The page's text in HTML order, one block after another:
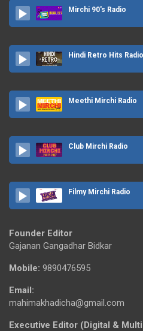
Mirchi 90's Radio
Hindi Retro Hits Radio
Meethi Mirchi Radio
Club Mirchi Radio
Filmy Mirchi Radio
Founder Editor
Gajanan Gangadhar Bidkar
Mobile: 9890476595
Email:
mahimakhadicha@gmail.com
Executive Editor (Digital &